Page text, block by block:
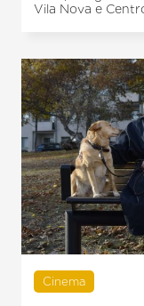
Vila Nova e
Cinema